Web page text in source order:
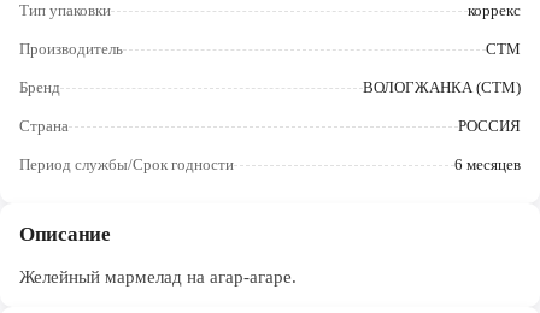
Тип упаковки коррекс
Производитель СТМ
Бренд ВОЛОГЖАНКА (СТМ)
Страна РОССИЯ
Период службы/Срок годности 6 месяцев
Описание
Желейный мармелад на агар-агаре.